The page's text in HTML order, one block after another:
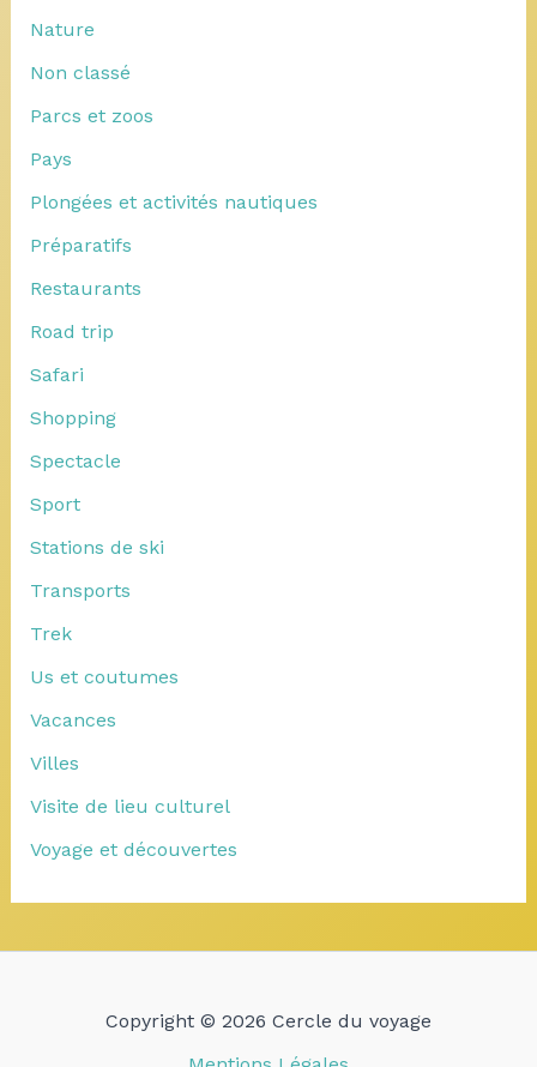
Nature
Non classé
Parcs et zoos
Pays
Plongées et activités nautiques
Préparatifs
Restaurants
Road trip
Safari
Shopping
Spectacle
Sport
Stations de ski
Transports
Trek
Us et coutumes
Vacances
Villes
Visite de lieu culturel
Voyage et découvertes
Copyright © 2026 Cercle du voyage